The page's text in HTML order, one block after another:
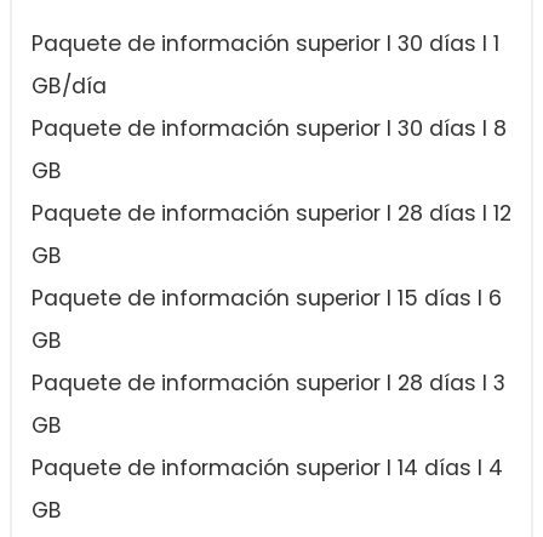
Paquete de información superior I 30 días I 1
GB/día
Paquete de información superior I 30 días I 8
GB
Paquete de información superior I 28 días I 12
GB
Paquete de información superior I 15 días I 6
GB
Paquete de información superior I 28 días I 3
GB
Paquete de información superior I 14 días I 4
GB